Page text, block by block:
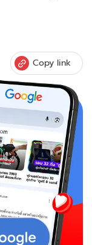
Copy link